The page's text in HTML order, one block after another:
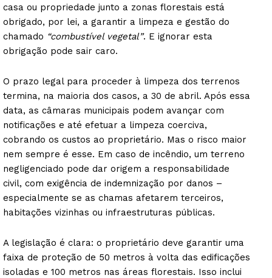
casa ou propriedade junto a zonas florestais está
obrigado, por lei, a garantir a limpeza e gestão do
chamado “combustível vegetal”. E ignorar esta
obrigação pode sair caro.
O prazo legal para proceder à limpeza dos terrenos
termina, na maioria dos casos, a 30 de abril. Após essa
data, as câmaras municipais podem avançar com
notificações e até efetuar a limpeza coerciva,
cobrando os custos ao proprietário. Mas o risco maior
nem sempre é esse. Em caso de incêndio, um terreno
negligenciado pode dar origem a responsabilidade
civil, com exigência de indemnização por danos –
especialmente se as chamas afetarem terceiros,
habitações vizinhas ou infraestruturas públicas.
A legislação é clara: o proprietário deve garantir uma
faixa de proteção de 50 metros à volta das edificações
isoladas e 100 metros nas áreas florestais. Isso inclui